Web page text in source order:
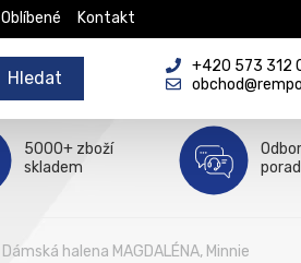
Oblíbené Kontakt
Hledat
+420 573 312
5000+ zboží
skladem
Dámská halena MAGDALÉNA, Minnie